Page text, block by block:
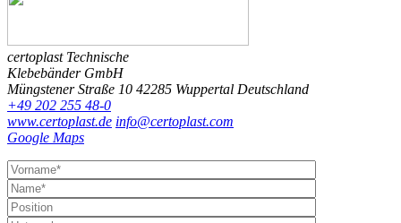
certoplast Technische
Klebebänder GmbH
Müngstener Straße 10 42285 Wuppertal Deutschland
+49 202 255 48-0
www.certoplast.de info@certoplast.com
Google Maps